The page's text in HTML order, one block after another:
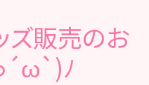
ズ販売のお
´ω`)ﾉ